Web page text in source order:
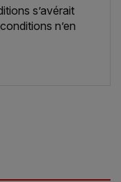
s’avérait
n’en